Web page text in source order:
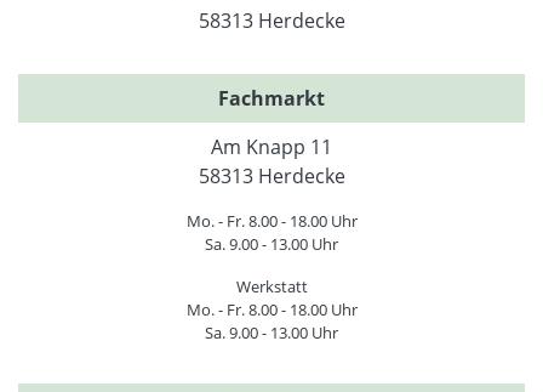
58313 Herdecke
Fachmarkt
Am Knapp 11
58313 Herdecke
Mo. - Fr. 8.00 - 18.00 Uhr
Sa. 9.00 - 13.00 Uhr
Werkstatt
Mo. - Fr. 8.00 - 18.00 Uhr
Sa. 9.00 - 13.00 Uhr